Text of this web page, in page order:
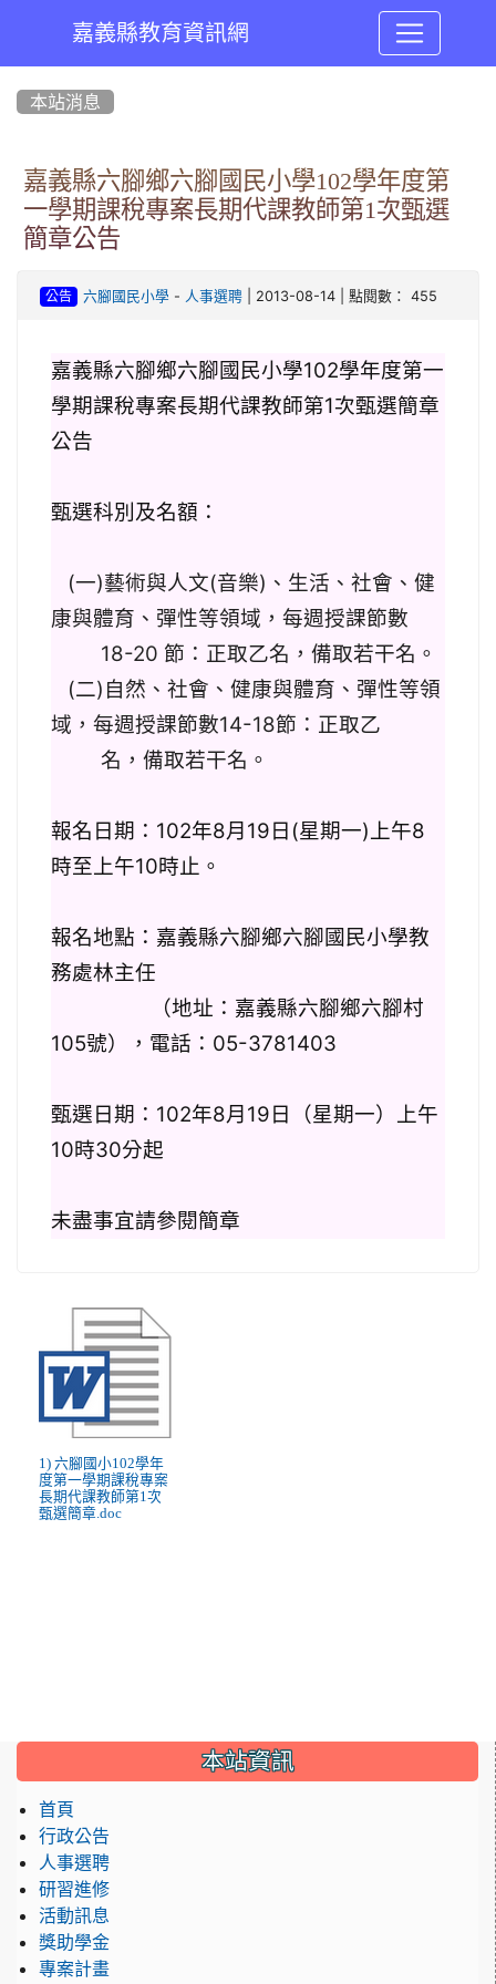
嘉義縣教育資訊網
本站消息
嘉義縣六腳鄉六腳國民小學102學年度第
一學期課稅專案長期代課教師第1次甄選
簡章公告
公告 六腳國民小學- 人事選聘| 2013-08-14 | 點閱數： 455
嘉義縣六腳鄉六腳國民小學102學年度第一
學期課稅專案長期代課教師第1次甄選簡章
公告
甄選科別及名額：
(一)藝術與人文(音樂)、生活、社會、健
康與體育、彈性等領域，每週授課節數
18-20 節：正取乙名，備取若干名。
(二)自然、社會、健康與體育、彈性等領
域，每週授課節數14-18節：正取乙
名，備取若干名。
報名日期： 102年8月 19日 (星期一)上午8
時至上午10時止。
報名地點：嘉義縣六腳鄉六腳國民小學教
務處林主任
（地址：嘉義縣六腳鄉六腳村
105號），電話： 05-3781403
甄選日期： 102年8月 19日（星期一）上午
10時30分起
未盡事宜請參閱簡章
1) 六腳國小102學年
度第一學期課稅專案
長期代課教師第1次
甄選簡章.doc
::: 本站資訊
首頁
行政公告
人事選聘
研習進修
活動訊息
獎助學金
專案計畫